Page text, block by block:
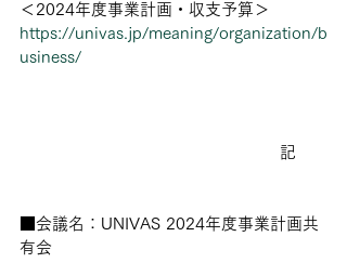
＜2024年度事業計画・収支予算＞
https://univas.jp/meaning/organization/b
usiness/
記
■会議名：UNIVAS 2024年度事業計画共
有会